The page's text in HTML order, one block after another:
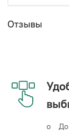
Отзывы
o До